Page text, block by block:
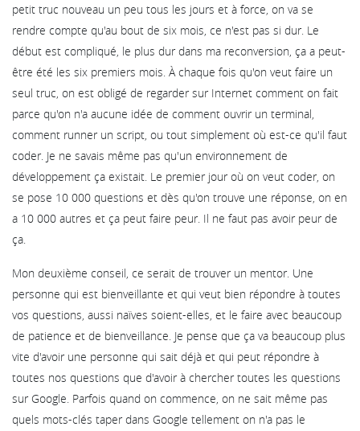
petit truc nouveau un peu tous les jours et à force, on va se
rendre compte qu'au bout de six mois, ce n'est pas si dur. Le
début est compliqué, le plus dur dans ma reconversion, ça a peut-
être été les six premiers mois. À chaque fois qu'on veut faire un
seul truc, on est obligé de regarder sur Internet comment on fait
parce qu'on n'a aucune idée de comment ouvrir un terminal,
comment runner un script, ou tout simplement où est-ce qu'il faut
coder. Je ne savais même pas qu'un environnement de
développement ça existait. Le premier jour où on veut coder, on
se pose 10 000 questions et dès qu'on trouve une réponse, on en
a 10 000 autres et ça peut faire peur. Il ne faut pas avoir peur de
ça.
Mon deuxième conseil, ce serait de trouver un mentor. Une
personne qui est bienveillante et qui veut bien répondre à toutes
vos questions, aussi naïves soient-elles, et le faire avec beaucoup
de patience et de bienveillance. Je pense que ça va beaucoup plus
vite d'avoir une personne qui sait déjà et qui peut répondre à
toutes nos questions que d'avoir à chercher toutes les questions
sur Google. Parfois quand on commence, on ne sait même pas
quels mots-clés taper dans Google tellement on n'a pas le